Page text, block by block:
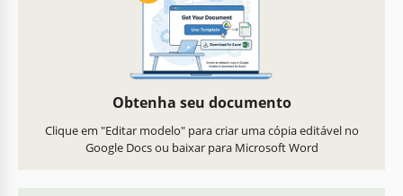
Obtenha seu documento
Clique em "Editar modelo" para criar uma cópia editável no
Google Docs ou baixar para Microsoft Word